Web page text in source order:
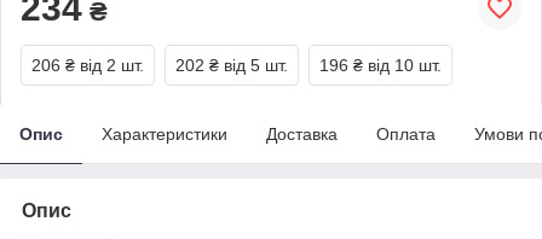
₴
206 ₴ від 2 шт. 202 ₴ від 5 шт. 196 ₴ від 10 шт.
Опис Характеристики Доставка Оплата Умови
Опис